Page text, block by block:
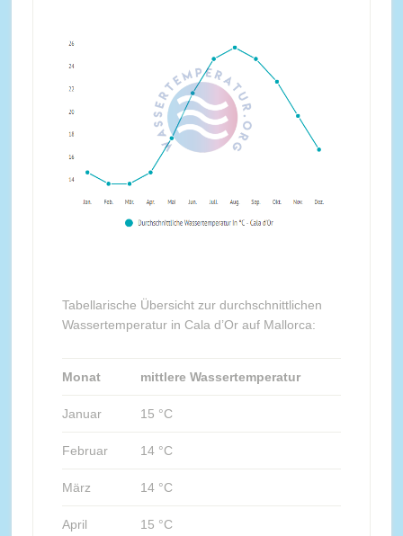
Tabellarische Übersicht zur durchschnittlichen
Wassertemperatur in Cala d’Or auf Mallorca:
Monat mittlere Wassertemperatur
Januar 15 °C
Februar 14 °C
März 14 °C
April 15 °C